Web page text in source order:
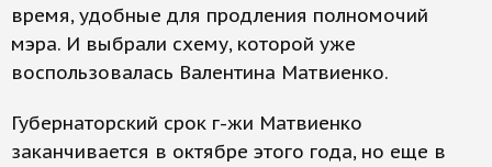
время, удобные для продления полномочий
мэра. И выбрали схему, которой уже
воспользовалась Валентина Матвиенко.
Губернаторский срок г-жи Матвиенко
заканчивается в октябре этого года, но еще в